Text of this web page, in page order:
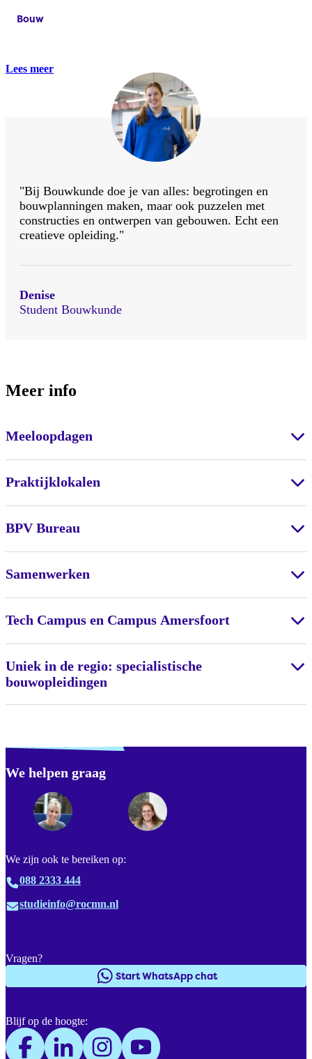
Bouw
Lees meer
"Bij Bouwkunde doe je van alles: begrotingen en
bouwplanningen maken, maar ook puzzelen met
constructies en ontwerpen van gebouwen. Echt een
creatieve opleiding."
Denise
Student Bouwkunde
Meer info
Meeloopdagen
Praktijklokalen
BPV Bureau
Samenwerken
Tech Campus en Campus Amersfoort
Uniek in de regio: specialistische
bouwopleidingen
We helpen graag
We zijn ook te bereiken op:
088 2333 444
studieinfo@rocmn.nl
Vragen?
Start WhatsApp chat
Blijf op de hoogte:
Footer